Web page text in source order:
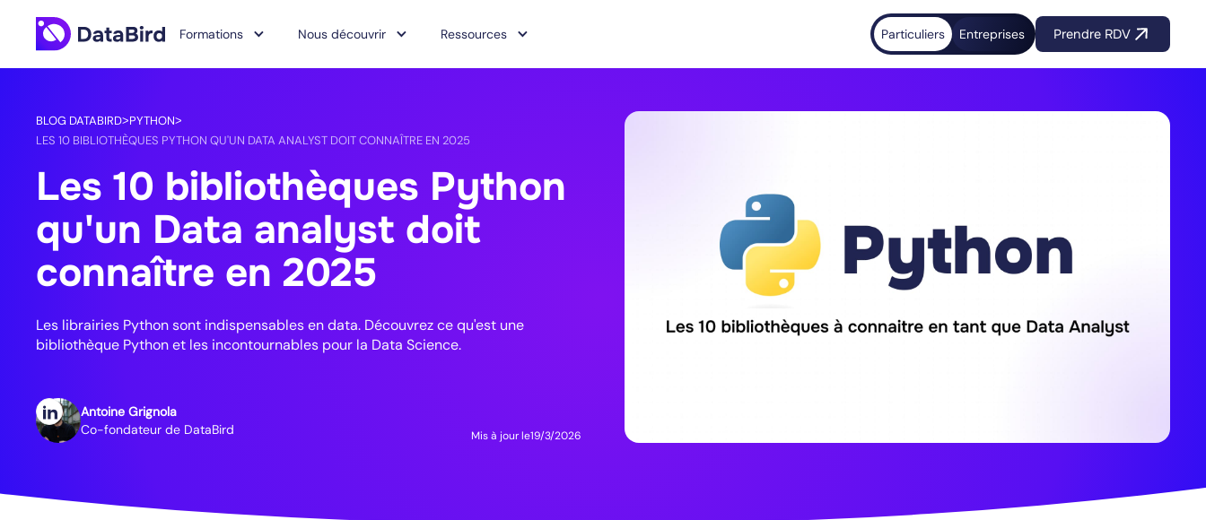
Formations Nous découvrir Ressources Particuliers Entreprises Prendre RDV
BLOG DATABIRD>PYTHON>
LES 10 BIBLIOTHÈQUES PYTHON QU'UN DATA ANALYST DOIT CONNAÎTRE EN 2025
Les 10 bibliothèques Python
qu'un Data analyst doit
connaître en 2025
Les librairies Python sont indispensables en data. Découvrez ce qu'est une
bibliothèque Python et les incontournables pour la Data Science.
Antoine Grignola
Co-fondateur de DataBird
Mis à jour le19/3/2026